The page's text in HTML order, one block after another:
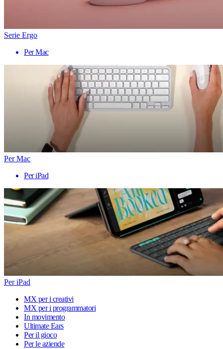
Serie Ergo
Per Mac
Per Mac
Per iPad
Per iPad
MX per i creativi
MX per i programmatori
In movimento
Ultimate Ears
Per il gioco
Per le aziende